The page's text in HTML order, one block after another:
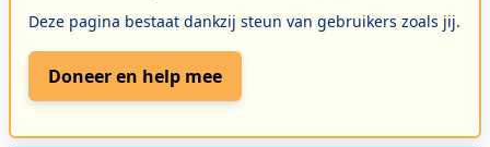
Deze pagina bestaat dankzij steun van gebruikers zoals jij.
Doneer en help mee